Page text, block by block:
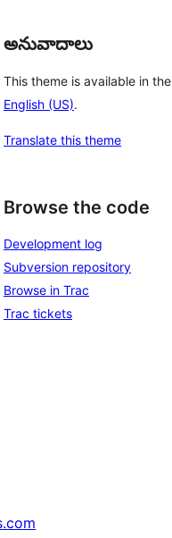
అనువాదాలు
This theme is available in
English (US).
Translate this theme
Browse the code
Development log
Subversion repository
Browse in Trac
Trac tickets